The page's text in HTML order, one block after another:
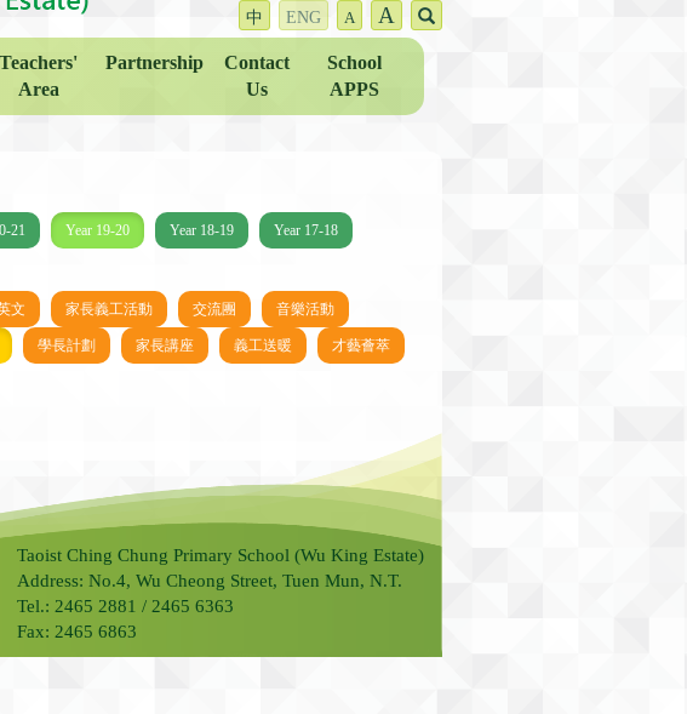
中 ENG A A
Teachers'
Area
Partnership
Contact
Us
School
APPS
21 Year 19-20 Year 18-19 Year 17-18
文 家長義工活動 交流團 音樂活動
學長計劃 家長講座 義工送暖 才藝薈萃
Taoist Ching Chung Primary School (Wu King Estate)
Address: No.4, Wu Cheong Street, Tuen Mun, N.T.
Tel.: 2465 2881 / 2465 6363
Fax: 2465 6863